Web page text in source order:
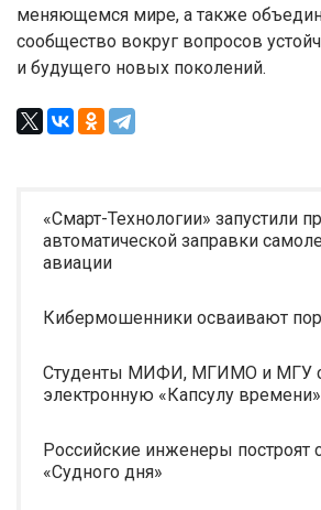
меняющемся мире, а также
сообщество вокруг вопросов
и будущего новых поколений.
«Смарт-Технологии» запустили
автоматической заправки
авиации
Кибермошенники осваивают
Студенты МИФИ, МГИМО и МГУ
электронную «Капсулу времени»
Российские инженеры построят
«Судного дня»